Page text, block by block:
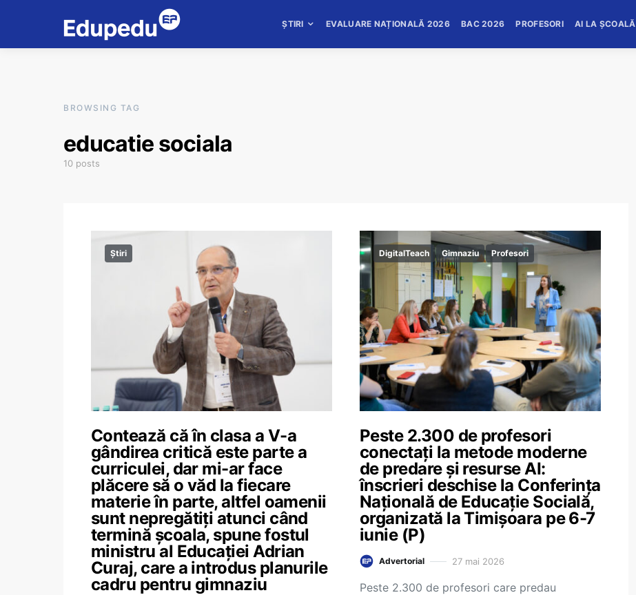
ȘTIRI EVALUARE NAȚIONALĂ 2026 BAC 2026 PROFESORI AI LA ȘCOALĂ
BROWSING TAG
educatie sociala
10 posts
Știri
Contează că în clasa a V-a
gândirea critică este parte a
curriculei, dar mi-ar face
plăcere să o văd la fiecare
materie în parte, altfel oamenii
sunt nepregătiți atunci când
termină școala, spune fostul
ministru al Educației Adrian
Curaj, care a introdus planurile
cadru pentru gimnaziu
DigitalTeach Gimnaziu Profesori
Peste 2.300 de profesori
conectați la metode moderne
de predare și resurse AI:
înscrieri deschise la Conferința
Națională de Educație Socială,
organizată la Timișoara pe 6-7
iunie (P)
Advertorial 27 mai 2026
Peste 2.300 de profesori care predau